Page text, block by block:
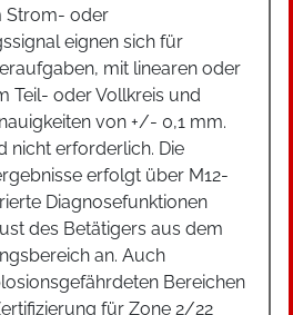
Strom- oder
eignen sich für
mit linearen oder
Teil- oder Vollkreis und
von +/- 0,1 mm.
nicht erforderlich. Die
erfolgt über M12-
Diagnosefunktionen
des Betätigers aus dem
an. Auch
Bereichen
für Zone 2/22